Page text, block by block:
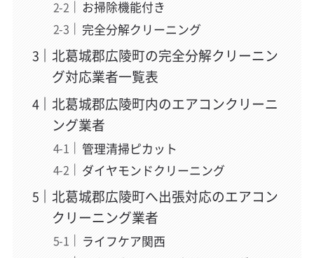
お掃除機能付き
完全分解クリーニング
北葛城郡広陵町の完全分解クリーニン
グ対応業者一覧表
北葛城郡広陵町内のエアコンクリーニ
ング業者
管理清掃ピカット
ダイヤモンドクリーニング
北葛城郡広陵町へ出張対応のエアコン
クリーニング業者
ライフケア関西